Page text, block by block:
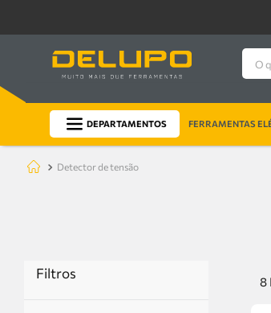
O
DEPARTAMENTOS FERRAMENTAS
detector de tensão
Filtros 8